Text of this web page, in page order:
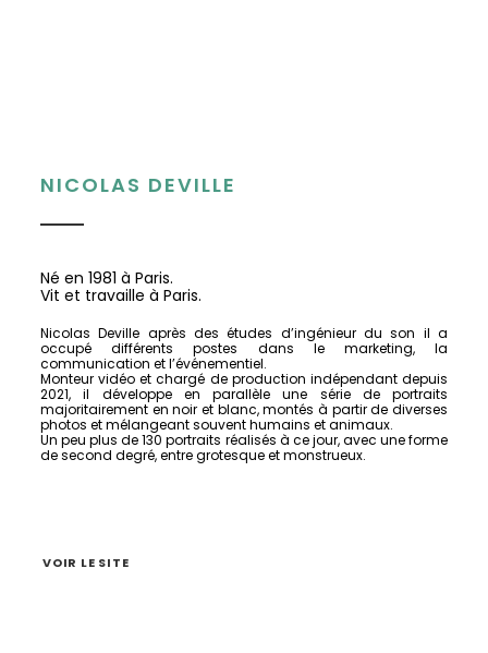
NICOLAS DEVILLE
Né en 1981 à Paris.
Vit et travaille à Paris.
Nicolas Deville après des études d’ingénieur du son il a
occupé différents postes dans le marketing, la
communication et l’événementiel.
Monteur vidéo et chargé de production indépendant depuis
2021, il développe en parallèle une série de portraits
majoritairement en noir et blanc,montés à partir de diverses
photos et mélangeant souvent humains et animaux.
Un peu plus de 130 portraits réalisés à ce jour, avec une forme
de second degré, entre grotesque et monstrueux.
VOIR LE SITE